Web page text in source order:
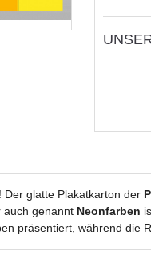
glatte Plakatkarton der
auch genannt Neonfarben
präsentiert, während die